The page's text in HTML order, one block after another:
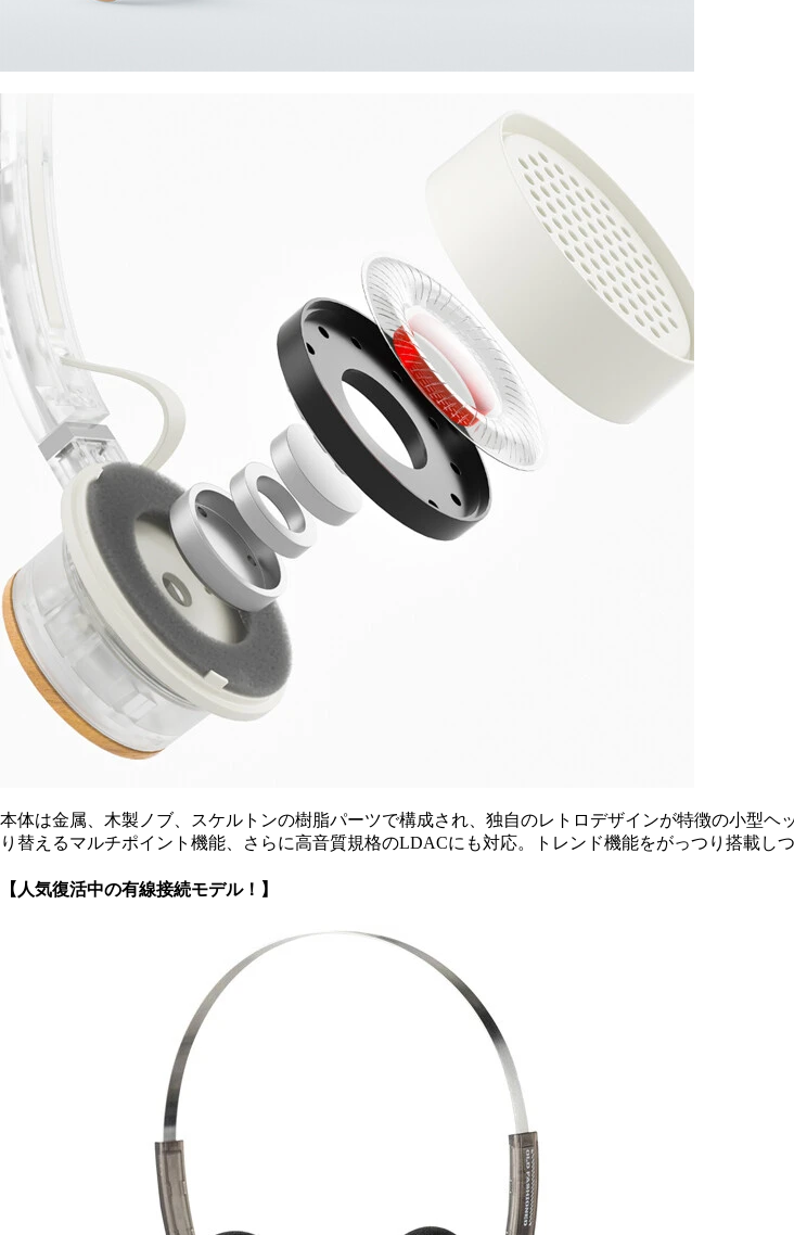
本体は金属、木製ノブ、スケルトンの樹脂パーツで構成され、独自のレトロデザインが特徴の小型
り替えるマルチポイント機能、さらに高音質規格のLDACにも対応。トレンド機能をがっつり搭載し
【人気復活中の有線接続モデル！】